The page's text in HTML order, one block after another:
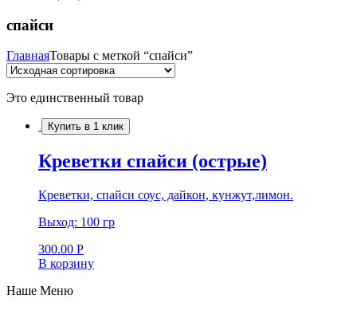
спайси
ГлавнаяТовары с меткой “спайси”
Это единственный товар
Купить в 1 клик
Креветки спайси (острые)
Креветки, спайси соус, дайкон, кунжут,лимон.
Выход: 100 гр
300.00 Р
В корзину
Наше Меню